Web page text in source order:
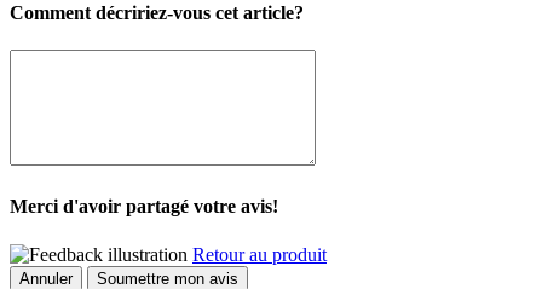
Comment décririez-vous cet article?
Merci d'avoir partagé votre avis!
Retour au produit
Annuler Soumettre mon avis